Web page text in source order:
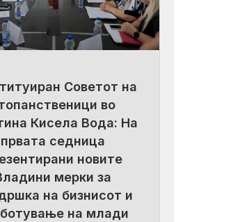
Советот на
во
Кисела Вода: На
првата седница
новите
мерки за
на бизнисот и
на млади